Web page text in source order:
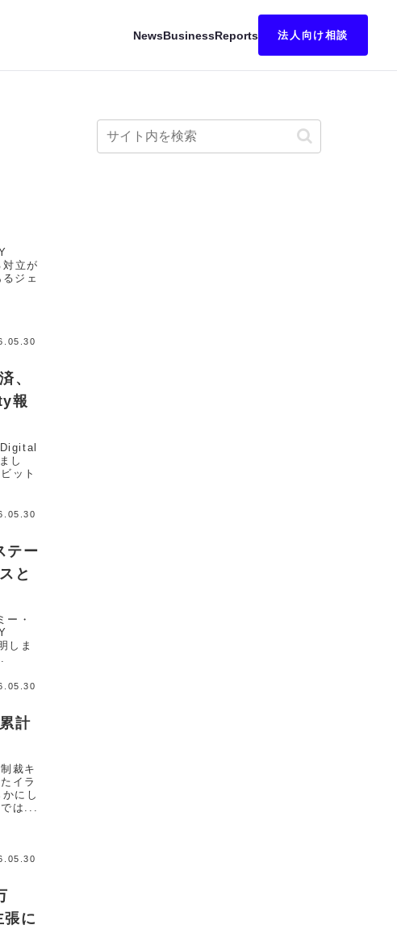
NewsBusinessReports 法人向け相談
立が
ジェ
、
報
し
ット
テー
と
ー・
しま
計
裁キ
イラ
にし
では...
に